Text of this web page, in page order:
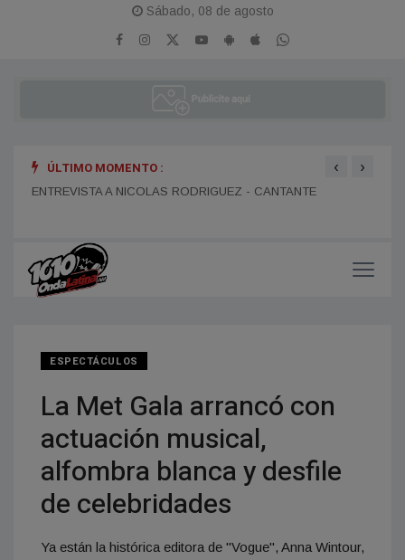
Sábado, 08 de agosto
ÚLTIMO MOMENTO :
ENTREVISTA A DANIEL DARTIGUELONGUE - FUNDADOR DE
‹ ›
ESPECTÁCULOS
La Met Gala arrancó con
actuación musical,
alfombra blanca y desfile
de celebridades
Ya están la histórica editora de "Vogue", Anna Wintour,